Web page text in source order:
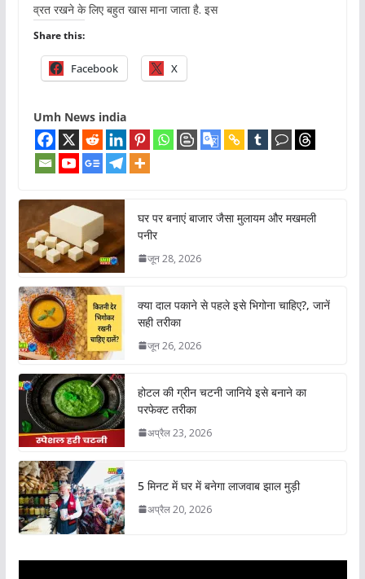
व्रत रखने के लिए बहुत खास माना जाता है. इस
Share this:
Facebook X
Umh News india
घर पर बनाएं बाजार जैसा मुलायम और मखमली
पनीर
जून 28, 2026
क्या दाल पकाने से पहले इसे भिगोना चाहिए?, जानें
सही तरीका
जून 26, 2026
होटल की ग्रीन चटनी जानिये इसे बनाने का
परफेक्ट तरीका
अप्रैल 23, 2026
5 मिनट में घर में बनेगा लाजवाब झाल मुड़ी
अप्रैल 20, 2026